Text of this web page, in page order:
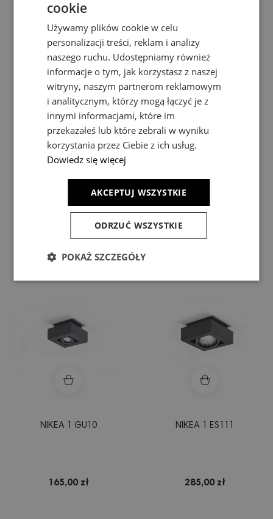
155,00 zł 165,00 zł
NIKEA 1 GU10
165,00 zł
NIKEA 1 ES111
285,00 zł
cookie
Używamy plików cookie w celu
personalizacji treści, reklam i analizy
naszego ruchu. Udostępniamy również
informacje o tym, jak korzystasz z naszej
witryny, naszym partnerom reklamowym
i analitycznym, którzy mogą łączyć je z
innymi informacjami, które im
przekazałeś lub które zebrali w wyniku
korzystania przez Ciebie z ich usług.
Dowiedz się więcej
AKCEPTUJ WSZYSTKIE
ODRZUĆ WSZYSTKIE
POKAŻ SZCZEGÓŁY